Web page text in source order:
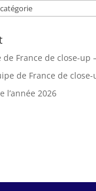
de France de close-up
de France de close-
l’année 2026